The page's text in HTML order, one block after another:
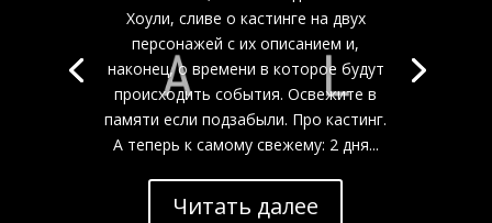
Хоули, сливе о кастинге на двух
персонажей с их описанием и,
наконец, о времени в которое будут
происходить события. Освежите в
памяти если подзабыли. Про кастинг.
А теперь к самому свежему: 2 дня...
Читать далее